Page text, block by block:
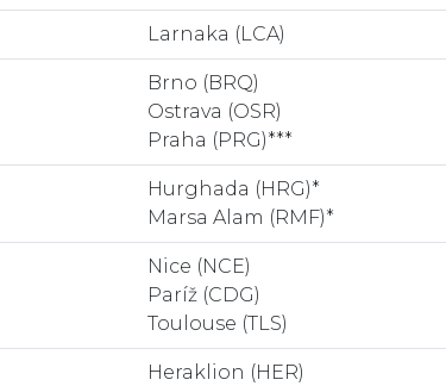
Larnaka (LCA)
Brno (BRQ)
Ostrava (OSR)
Praha (PRG)***
Hurghada (HRG)*
Marsa Alam (RMF)*
Nice (NCE)
Paríž (CDG)
Toulouse (TLS)
Heraklion (HER)